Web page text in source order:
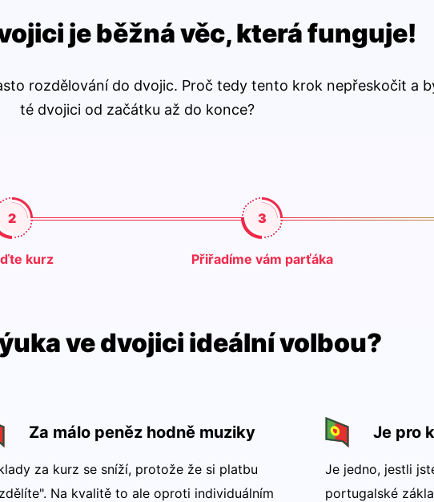
je běžná věc, která funguje!
rozdělování do dvojic. Proč tedy tento krok nepřeskočit a
té dvojici od začátku až do konce?
kurz Přiřadíme vám parťáka
ve dvojici ideální volbou?
Za málo peněz hodně muziky
za kurz se sníží, protože že si platbu
Na kvalitě to ale oproti individuálním
Je pro
Je jedno, jestli
portugalské